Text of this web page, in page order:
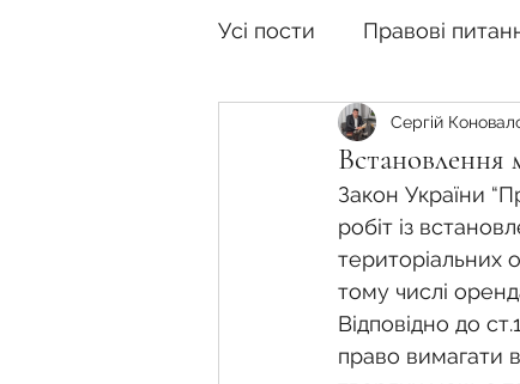
Усі пости Правові
Ринок землі
Фермерське
Новини земельного
Встановлення
Сергій
Закон України
робіт із
територіальних
тому числі
Відповідно до
право вимагати